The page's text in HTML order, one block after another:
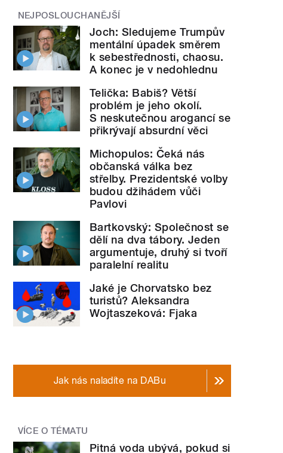
NEJPOSLOUCHANĚJŠÍ
Joch: Sledujeme Trumpův
mentální úpadek směrem
k sebestřednosti, chaosu.
A konec je v nedohlednu
Telička: Babiš? Větší
problém je jeho okolí.
S neskutečnou arogancí se
přikrývají absurdní věci
Michopulos: Čeká nás
občanská válka bez
střelby. Prezidentské volby
budou džihádem vůči
Pavlovi
Bartkovský: Společnost se
dělí na dva tábory. Jeden
argumentuje, druhý si tvoří
paralelní realitu
Jaké je Chorvatsko bez
turistů? Aleksandra
Wojtaszeková: Fjaka
Jak nás naladíte na DABu
VÍCE O TÉMATU
Pitná voda ubývá, pokud si